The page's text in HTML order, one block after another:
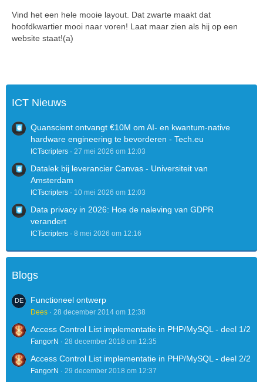
Vind het een hele mooie layout. Dat zwarte maakt dat
hoofdkwartier mooi naar voren! Laat maar zien als hij op een
website staat!(a)
ICT Nieuws
Quanscient ontvangt €10M om AI- en kwantum-native
hardware engineering te bevorderen - Tech.eu
ICTscripters 27 mei 2026 om 12:03
Datalek bij leverancier Canvas - Universiteit van
Amsterdam
ICTscripters 10 mei 2026 om 12:03
Data privacy in 2026: Hoe de naleving van GDPR
verandert
ICTscripters 8 mei 2026 om 12:16
Blogs
Functioneel ontwerp
Dees 28 december 2014 om 12:38
Access Control List implementatie in PHP/MySQL - deel 1/2
FangorN 28 december 2018 om 12:35
Access Control List implementatie in PHP/MySQL - deel 2/2
FangorN 29 december 2018 om 12:37